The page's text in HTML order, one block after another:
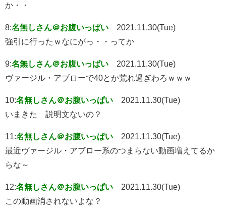
か・・
8:名無しさん＠お腹いっぱい
2021.11.30(Tue)
強引に行ったｗなにがっ・・ってか
9:名無しさん＠お腹いっぱい
2021.11.30(Tue)
ヴァージル・アブローで40とか荒れ過ぎわろｗｗｗ
10:名無しさん＠お腹いっぱい
2021.11.30(Tue)
いまきた 説明文ないの？
11:名無しさん＠お腹いっぱい
2021.11.30(Tue)
最近ヴァージル・アブロー系のつまらない動画増えてるか
らな～
12:名無しさん＠お腹いっぱい
2021.11.30(Tue)
この動画消されないよな？